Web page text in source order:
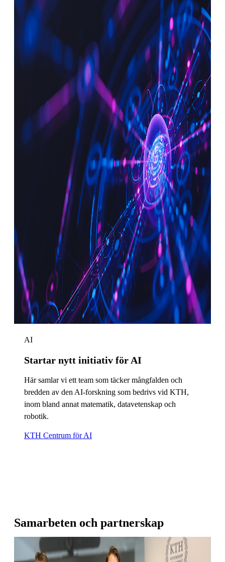
AI
Startar nytt initiativ för AI
Här samlar vi ett team som täcker mångfalden och
bredden av den AI-forskning som bedrivs vid KTH,
inom bland annat matematik, datavetenskap och
robotik.
KTH Centrum för AI
Samarbeten och partnerskap